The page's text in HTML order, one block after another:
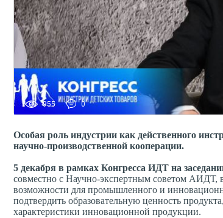
955 0
Особая роль индустрии как действенного
научно-производственной кооперации.
5 декабря в рамках Конгресса ИДТ на
совместно с Научно-экспертным советом АИДТ,
возможности для промышленного и
подтвердить образовательную ценность
характеристики инновационной продукции.